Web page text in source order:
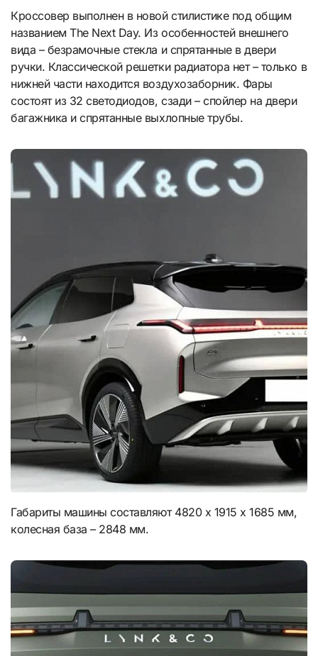
Кроссовер выполнен в новой стилистике под общим
названием The Next Day. Из особенностей внешнего
вида – безрамочные стекла и спрятанные в двери
ручки. Классической решетки радиатора нет – только в
нижней части находится воздухозаборник. Фары
состоят из 32 светодиодов, сзади – спойлер на двери
багажника и спрятанные выхлопные трубы.
Габариты машины составляют 4820 х 1915 х 1685 мм,
колесная база – 2848 мм.